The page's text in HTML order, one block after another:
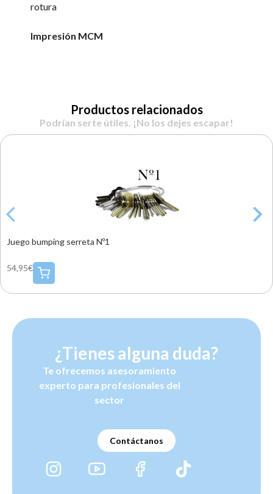
rotura
Impresión MCM
Productos relacionados
Podrían serte útiles. ¡No los dejes escapar!
Juego bumping serreta Nº1
54,95€
¿Tienes alguna duda?
Te ofrecemos asesoramiento
experto para profesionales del
sector
Contáctanos